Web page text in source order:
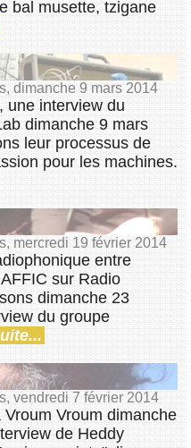
bal musette, tzigane
dimanche 9 mars 2014
une interview du
dimanche 9 mars
leur processus de
pour les machines.
mercredi 19 février 2014
entre
sur Radio
dimanche 23
du groupe
vendredi 7 février 2014
Vroum dimanche
de Heddy